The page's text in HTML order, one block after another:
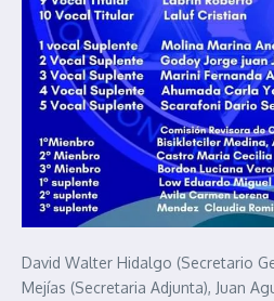
David Walter Hidalgo (Secretario
Mejías (Secretaria Adjunta), Juan